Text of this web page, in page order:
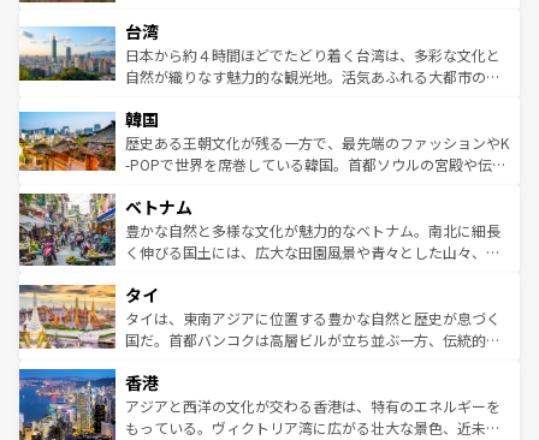
ならではの贅沢な旅のスタイルだ。 なお、新着のアメリカ
情報はコンテンツ一覧を参照してほしい。
れるおもてなしの心で訪れる人々を迎えてくれるハワイの
人々、おいしいローカルフードやハワイアンミュージッ
ク、伝統的なフラダンスなど、すべてがハワイの魅力を彩
ワイを、存分に味わってほしい。 なお、新着のハワイ情報
はコンテンツ一覧を参照してほしい。
リアリーフや大陸中央部にそびえるウルル（エアーズロッ
ク）、タスマニアの美しい原生林やケアンズの熱帯雨林な
ど、見どころがたくさん。また、カフェやワイン、オージ
いる。アクティビティも充実しており、サーフィンやダイ
ビング、ハイキングなど、アウトドア好きにはたまらな
い。オーストラリアの多彩な魅力を存分に味わいつくそ
参照してほしい。
台湾
日本から約４時間ほどでたどり着く台湾は、多彩な文化と
自然が織りなす魅力的な観光地。活気あふれる大都市の台
ン）、静ひつな山岳地帯である台湾東部など、都市の喧騒
と山間の静けさが共存しており、訪れる人に新しい発見と
驚きをもたらしてくれる。また、奥深い台湾の食文化も魅
容にもいいと評判のスイーツなど、バラエティ豊かな料理
が味わえる。 なお、新着の台湾情報は コンテンツ一覧を参
照してほしい。
韓国
歴史ある王朝文化が残る一方で、最先端のファッションやK
-POPで世界を席巻している韓国。首都ソウルの宮殿や伝統
き、地方に足を延ばせば四季折々の自然美を楽しむことが
できる。そして、キムチや焼肉、絶品のストリートフード
まで、さまざまな韓国料理が待っている。夜には、韓国な
リティに包まれながら、韓国の多彩な魅力を心ゆくまで味
わってみてほしい。 なお、新着の韓国情報はコンテンツ一
覧を参照してほしい。
ベトナム
豊かな自然と多様な文化が魅力的なベトナム。南北に細長
く伸びる国土には、広大な田園風景や青々とした山々、世
急速な発展と共に伝統が息づく。ハノイの古い町並みやホ
ーチミン市のフランス統治時代の建物も、独特の雰囲気を
醸し出している。また、バラエティの豊かさとおいしさで
とつ。フォーやバインミー、ベトナムコーヒーなどは、ぜ
ひ現地で味わいたい。どの地域を訪れてもあたたかい人々
が旅行者を迎えてくれるので、きっと忘れられない旅にな
タイ
タイは、東南アジアに位置する豊かな自然と歴史が息づく
国だ。首都バンコクは高層ビルが立ち並ぶ一方、伝統的な
の活気が交差している。北部ではチェンマイなどの山岳地
帯で自然と触れ合い、南部ではプーケットやクラビの美し
いビーチでリゾート気分を楽しむことができる。タイ料理
香港
アジアと西洋の文化が交わる香港は、特有のエネルギーを
もっている。ヴィクトリア湾に広がる壮大な景色、近未来